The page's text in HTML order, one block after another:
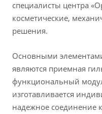
специалисты центра
косметические,
решения.
Основными
являются приемная
функциональный
изготавливается
надежное соединение